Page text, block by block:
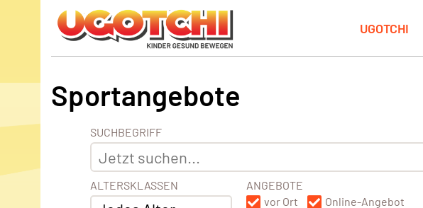
UGOTCHI
Sportangebote
SUCHBEGRIFF
ALTERSKLASSEN
ANGEBOTE
vor Ort
Online-Angebot